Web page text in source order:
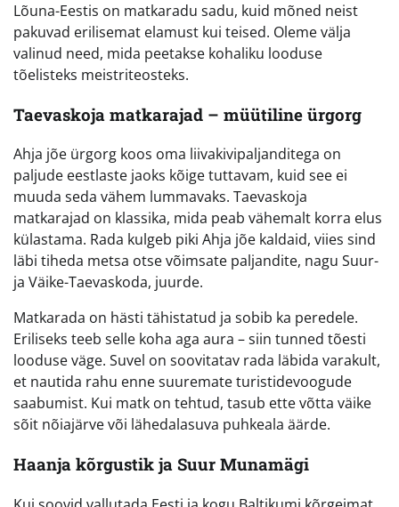
Lõuna-Eestis on matkaradu sadu, kuid mõned neist
pakuvad erilisemat elamust kui teised. Oleme välja
valinud need, mida peetakse kohaliku looduse
tõelisteks meistriteosteks.
Taevaskoja matkarajad – müütiline ürgorg
Ahja jõe ürgorg koos oma liivakivipaljanditega on
paljude eestlaste jaoks kõige tuttavam, kuid see ei
muuda seda vähem lummavaks. Taevaskoja
matkarajad on klassika, mida peab vähemalt korra elus
külastama. Rada kulgeb piki Ahja jõe kaldaid, viies sind
läbi tiheda metsa otse võimsate paljandite, nagu Suur-
ja Väike-Taevaskoda, juurde.
Matkarada on hästi tähistatud ja sobib ka peredele.
Eriliseks teeb selle koha aga aura – siin tunned tõesti
looduse väge. Suvel on soovitatav rada läbida varakult,
et nautida rahu enne suuremate turistidevoogude
saabumist. Kui matk on tehtud, tasub ette võtta väike
sõit nõiajärve või lähedalasuva puhkeala äärde.
Haanja kõrgustik ja Suur Munamägi